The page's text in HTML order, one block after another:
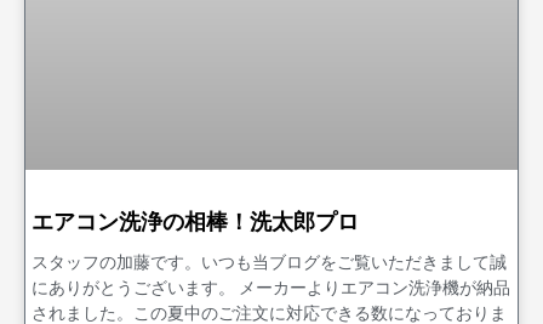
エアコン洗浄の相棒！洗太郎プロ
スタッフの加藤です。いつも当ブログをご覧いただきまして誠
にありがとうございます。 メーカーよりエアコン洗浄機が納品
されました。この夏中のご注文に対応できる数になっておりま